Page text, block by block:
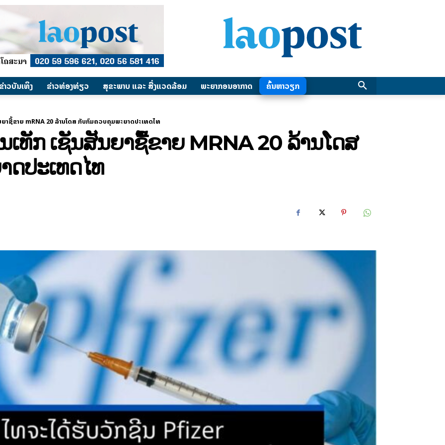
າວບັນເທິງ ​ຂ່າວທ່ອງທ່ຽວ ສຸຂະພາບ ແລະ ສີ່ງແວດລ້ອມ ພະຍາກອນອາກາດ ຄົ້ນຫາວຽກ
າຊື້ຂາຍ mRNA 20 ລ້ານໂດສ ກັບກົມຄວບຄຸມພະຍາດປະເທດໄທ
ເທັກ ເຊັນສັນຍາຊື້ຂາຍ MRNA 20 ລ້ານໂດສ
ປະເທດໄທ